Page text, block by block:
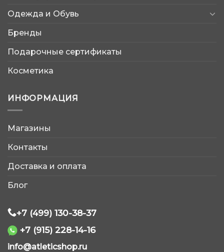
Одежда и Обувь
Бренды
Подарочные сертификаты
Косметика
ИНФОРМАЦИЯ
Магазины
Контакты
Доставка и оплата
Блог
+7 (499) 130-38-37
+7 (915) 228-14-16
info@atleticshop.ru